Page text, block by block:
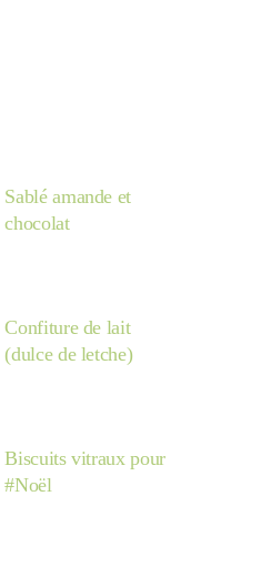
Sablé amande et
chocolat
Confiture de lait
(dulce de letche)
Biscuits vitraux pour
#Noël